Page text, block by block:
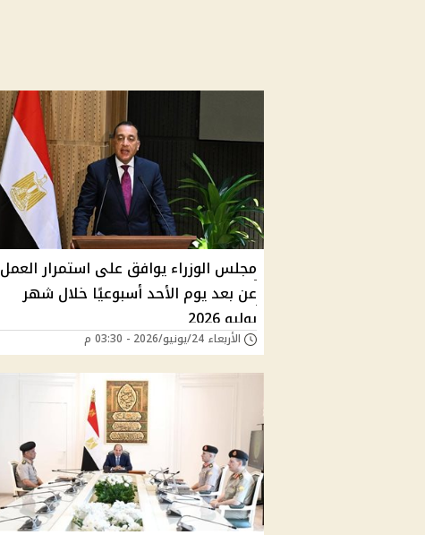
مجلس الوزراء يوافق على استمرار العمل
عن بعد يوم الأحد أسبوعيًا خلال شهر
يوليو 2026
الأربعاء 24/يونيو/2026 - 03:30 م